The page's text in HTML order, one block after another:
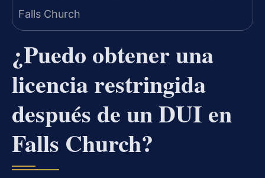
¿Puedo obtener una
licencia restringida
después de un DUI en
Falls Church?